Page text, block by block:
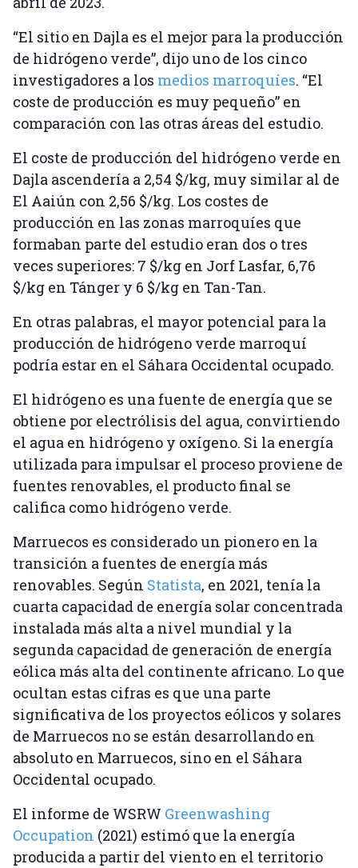
“El sitio en Dajla es el mejor para la producción
de hidrógeno verde”, dijo uno de los cinco
investigadores a los medios marroquíes. “El
coste de producción es muy pequeño” en
comparación con las otras áreas del estudio.
El coste de producción del hidrógeno verde en
Dajla ascendería a 2,54 $/kg, muy similar al de
El Aaiún con 2,56 $/kg. Los costes de
producción en las zonas marroquíes que
formaban parte del estudio eran dos o tres
veces superiores: 7 $/kg en Jorf Lasfar, 6,76
$/kg en Tánger y 6 $/kg en Tan-Tan.
En otras palabras, el mayor potencial para la
producción de hidrógeno verde marroquí
podría estar en el Sáhara Occidental ocupado.
El hidrógeno es una fuente de energía que se
obtiene por electrólisis del agua, convirtiendo
el agua en hidrógeno y oxígeno. Si la energía
utilizada para impulsar el proceso proviene de
fuentes renovables, el producto final se
califica como hidrógeno verde.
Marruecos es considerado un pionero en la
transición a fuentes de energía más
renovables. Según Statista, en 2021, tenía la
cuarta capacidad de energía solar concentrada
instalada más alta a nivel mundial y la
segunda capacidad de generación de energía
eólica más alta del continente africano. Lo que
ocultan estas cifras es que una parte
significativa de los proyectos eólicos y solares
de Marruecos no se están desarrollando en
absoluto en Marruecos, sino en el Sáhara
Occidental ocupado.
El informe de WSRW Greenwashing
Occupation (2021) estimó que la energía
producida a partir del viento en el territorio